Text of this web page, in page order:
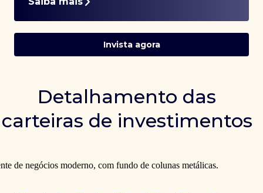
Invista agora
Detalhamento das
carteiras de investimentos